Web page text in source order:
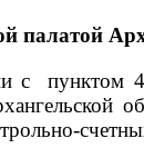
палатой
с
пунктом